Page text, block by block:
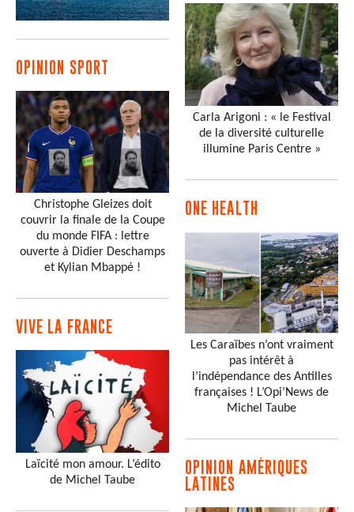
OPINION SPORT
Christophe Gleizes doit
couvrir la finale de la Coupe
du monde FIFA : lettre
ouverte à Didier Deschamps
et Kylian Mbappé !
VIVE LA FRANCE
Laïcité mon amour. L’édito
de Michel Taube
Carla Arigoni : « le Festival
de la diversité culturelle
illumine Paris Centre »
ONE HEALTH
Les Caraïbes n’ont vraiment
pas intérêt à
l’indépendance des Antilles
françaises ! L’Opi’News de
Michel Taube
OPINION AMÉRIQUES
LATINES